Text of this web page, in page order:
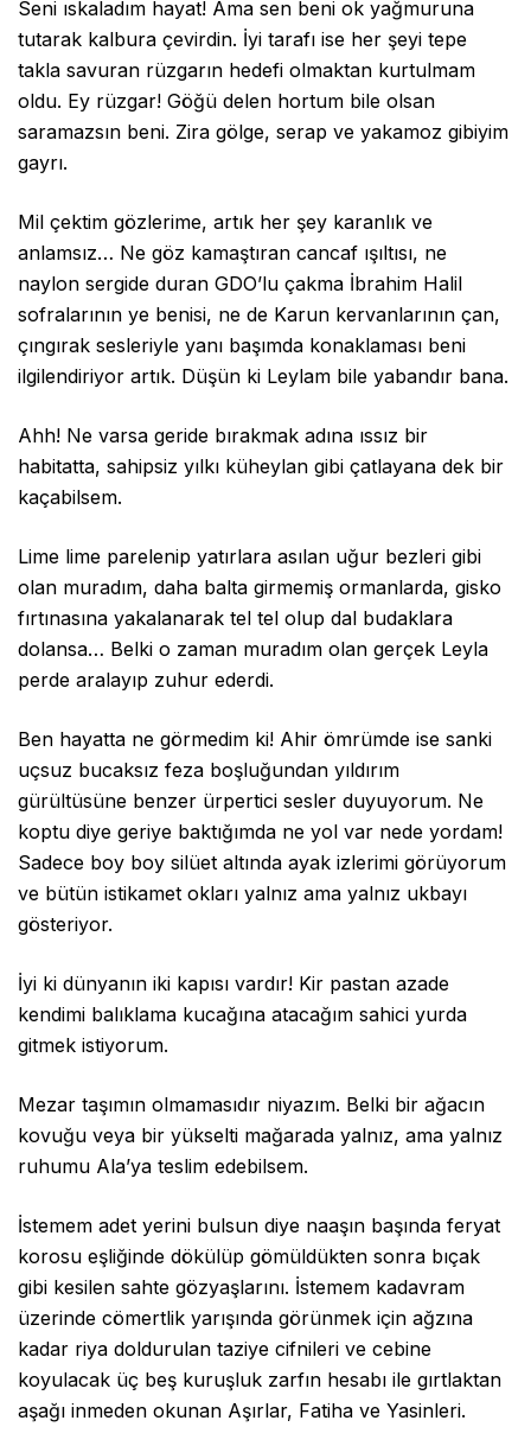
Seni ıskaladım hayat! Ama sen beni ok yağmuruna
tutarak kalbura çevirdin. İyi tarafı ise her şeyi tepe
takla savuran rüzgarın hedefi olmaktan kurtulmam
oldu. Ey rüzgar! Göğü delen hortum bile olsan
saramazsın beni. Zira gölge, serap ve yakamoz gibiyim
gayrı.
Mil çektim gözlerime, artık her şey karanlık ve
anlamsız… Ne göz kamaştıran cancaf ışıltısı, ne
naylon sergide duran GDO’lu çakma İbrahim Halil
sofralarının ye benisi, ne de Karun kervanlarının çan,
çıngırak sesleriyle yanı başımda konaklaması beni
ilgilendiriyor artık. Düşün ki Leylam bile yabandır bana.
Ahh! Ne varsa geride bırakmak adına ıssız bir
habitatta, sahipsiz yılkı küheylan gibi çatlayana dek bir
kaçabilsem.
Lime lime parelenip yatırlara asılan uğur bezleri gibi
olan muradım, daha balta girmemiş ormanlarda, gisko
fırtınasına yakalanarak tel tel olup dal budaklara
dolansa… Belki o zaman muradım olan gerçek Leyla
perde aralayıp zuhur ederdi.
Ben hayatta ne görmedim ki! Ahir ömrümde ise sanki
uçsuz bucaksız feza boşluğundan yıldırım
gürültüsüne benzer ürpertici sesler duyuyorum. Ne
koptu diye geriye baktığımda ne yol var nede yordam!
Sadece boy boy silüet altında ayak izlerimi görüyorum
ve bütün istikamet okları yalnız ama yalnız ukbayı
gösteriyor.
İyi ki dünyanın iki kapısı vardır! Kir pastan azade
kendimi balıklama kucağına atacağım sahici yurda
gitmek istiyorum.
Mezar taşımın olmamasıdır niyazım. Belki bir ağacın
kovuğu veya bir yükselti mağarada yalnız, ama yalnız
ruhumu Ala’ya teslim edebilsem.
İstemem adet yerini bulsun diye naaşın başında feryat
korosu eşliğinde dökülüp gömüldükten sonra bıçak
gibi kesilen sahte gözyaşlarını. İstemem kadavram
üzerinde cömertlik yarışında görünmek için ağzına
kadar riya doldurulan taziye cifnileri ve cebine
koyulacak üç beş kuruşluk zarfın hesabı ile gırtlaktan
aşağı inmeden okunan Aşırlar, Fatiha ve Yasinleri.